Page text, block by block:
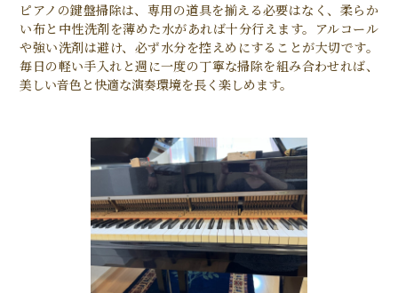
ピアノの鍵盤掃除は、専用の道具を揃える必要はなく、柔らか
い布と中性洗剤を薄めた水があれば十分行えます。アルコール
や強い洗剤は避け、必ず水分を控えめにすることが大切です。
毎日の軽い手入れと週に一度の丁寧な掃除を組み合わせれば、
美しい音色と快適な演奏環境を長く楽しめます。